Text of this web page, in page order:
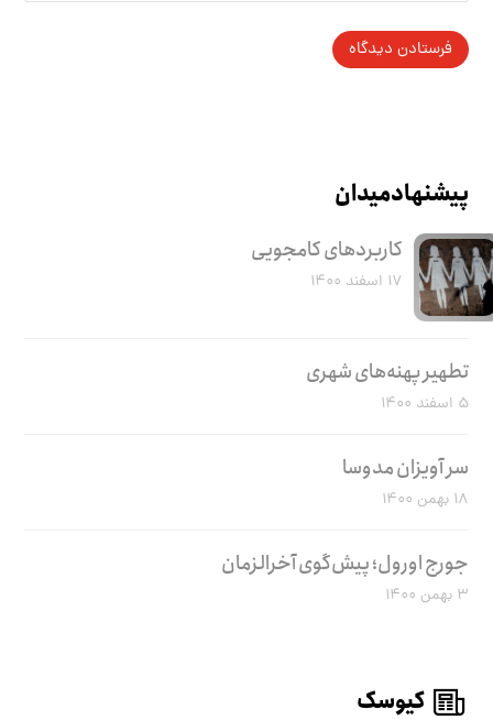
پیشنهاد میدان
کاربرد‌های کامجویی
۱۷ اسفند ۱۴۰۰
تطهیر پهنه‌های شهری
۵ اسفند ۱۴۰۰
سر آویزان مدوسا
۱۸ بهمن ۱۴۰۰
جورج اورول؛ پیش‌گوی آخرالزمان
۳ بهمن ۱۴۰۰
کیوسک